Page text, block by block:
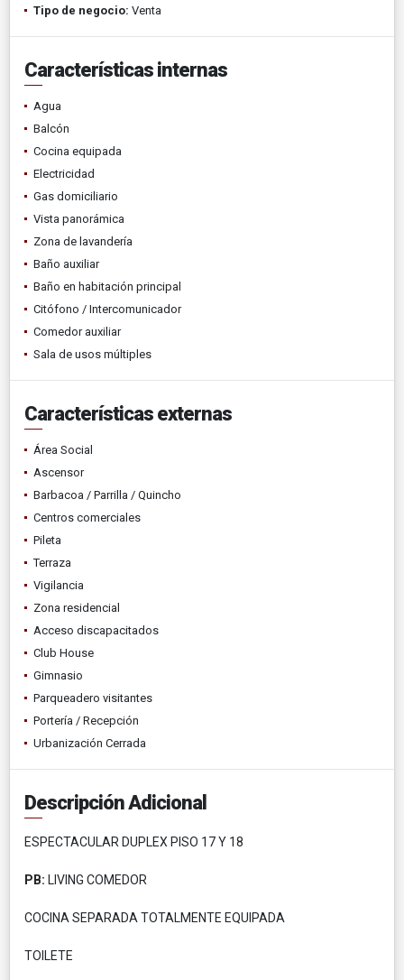
Tipo de negocio: Venta
Características internas
Agua
Balcón
Cocina equipada
Electricidad
Gas domiciliario
Vista panorámica
Zona de lavandería
Baño auxiliar
Baño en habitación principal
Citófono / Intercomunicador
Comedor auxiliar
Sala de usos múltiples
Características externas
Área Social
Ascensor
Barbacoa / Parrilla / Quincho
Centros comerciales
Pileta
Terraza
Vigilancia
Zona residencial
Acceso discapacitados
Club House
Gimnasio
Parqueadero visitantes
Portería / Recepción
Urbanización Cerrada
Descripción Adicional
ESPECTACULAR DUPLEX PISO 17 Y 18
PB: LIVING COMEDOR
COCINA SEPARADA TOTALMENTE EQUIPADA
TOILETE